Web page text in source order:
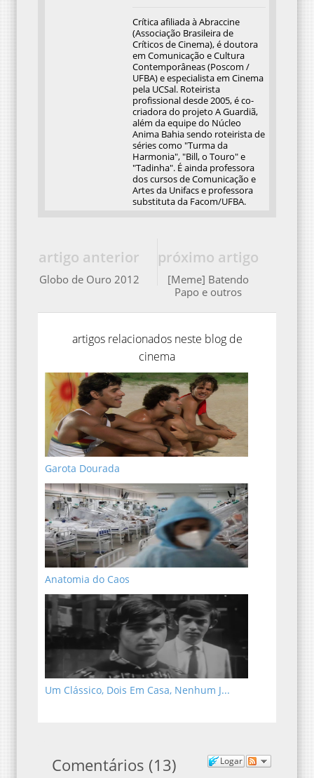
Crítica afiliada à Abraccine
(Associação Brasileira de
Críticos de Cinema), é doutora
em Comunicação e Cultura
Contemporâneas (Poscom /
UFBA) e especialista em Cinema
pela UCSal. Roteirista
profissional desde 2005, é co-
criadora do projeto A Guardiã,
além da equipe do Núcleo
Anima Bahia sendo roteirista de
séries como "Turma da
Harmonia", "Bill, o Touro" e
"Tadinha". É ainda professora
dos cursos de Comunicação e
Artes da Unifacs e professora
substituta da Facom/UFBA.
próximo artigo
[Meme] Batendo
Papo e outros
artigo anterior
Globo de Ouro 2012
artigos relacionados neste blog de
cinema
Garota Dourada
Anatomia do Caos
Um Clássico, Dois Em Casa, Nenhum J...
Logar
Comentários (13)